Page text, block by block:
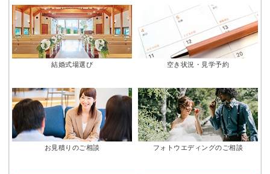
結婚式場選び 空き状況・見学予約
お見積りのご相談 フォトウエディングのご相談